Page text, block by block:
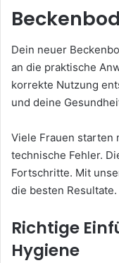
Dein neuer
an die praktische
korrekte Nutzung
und deine
Viele Frauen starten
technische Fehler.
Fortschritte. Mit
die besten Resultate.
Richtige
Hygiene